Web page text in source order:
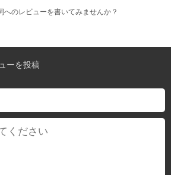
へのレビューを書いてみませんか？
ーを投稿